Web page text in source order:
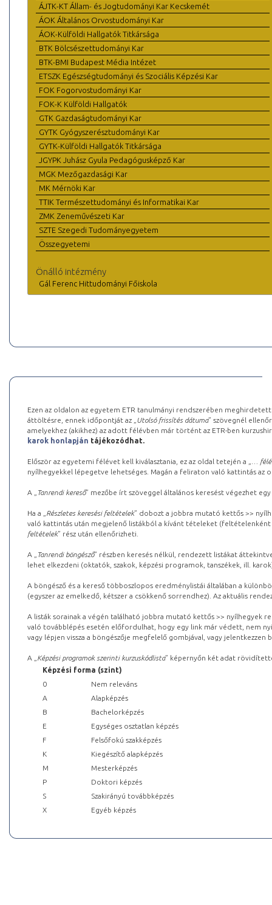
ÁJTK-KT Állam- és Jogtudományi Kar Kecskemét
ÁOK Általános Orvostudományi Kar
ÁOK-Külföldi Hallgatók Titkársága
BTK Bölcsészettudományi Kar
BTK-BMI Budapest Média Intézet
ETSZK Egészségtudományi és Szociális Képzési Kar
FOK Fogorvostudományi Kar
FOK-K Külföldi Hallgatók
GTK Gazdaságtudományi Kar
GYTK Gyógyszerésztudományi Kar
GYTK-Külföldi Hallgatók Titkársága
JGYPK Juhász Gyula Pedagógusképző Kar
MGK Mezőgazdasági Kar
MK Mérnöki Kar
TTIK Természettudományi és Informatikai Kar
ZMK Zeneművészeti Kar
SZTE Szegedi Tudományegyetem
Összegyetemi
Önálló intézmény
Gál Ferenc Hittudományi Főiskola
Ezen az oldalon az egyetem ETR tanulmányi rendszerében
áttöltésre, ennek időpontját az „ Utolsó frissítés dátuma” szövegnél
amelyekhez (akikhez) az adott félévben már történt az ETR-ben
karok honlapján tájékozódhat.
Először az egyetemi félévet kell kiválasztania, ez az oldal tetején a „
…
nyílhegyekkel lépegetve lehetséges. Magán a feliraton való kattintás az
A „ Tanrendi kereső” mezőbe írt szöveggel általános keresést végezhet
Ha a „ Részletes keresési feltételek” dobozt a jobbra mutató kettős >>
való kattintás után megjelenő listákból a kívánt tételeket (feltételenként
feltételek” rész után ellenőrizheti.
A „ Tanrendi böngésző” részben keresés nélkül, rendezett listákat
lehet elkezdeni (oktatók, szakok, képzési programok, tanszékek, ill.
A böngésző és a kereső többoszlopos eredménylistái általában a
(egyszer az emelkedő, kétszer a csökkenő sorrendhez). Az aktuális
A listák sorainak a végén található jobbra mutató kettős >> nyílhegyek
való továbblépés esetén előfordulhat, hogy egy link már védett, nem
vagy lépjen vissza a böngészője megfelelő gombjával, vagy
A „ Képzési programok szerinti kurzuskódlista” képernyőn két adat
Képzési forma (szint)
0
Nem releváns
A
Alapképzés
B
Bachelorképzés
E
Egységes osztatlan képzés
F
Felsőfokú szakképzés
K
Kiegészítő alapképzés
M
Mesterképzés
P
Doktori képzés
S
Szakirányú továbbképzés
X
Egyéb képzés